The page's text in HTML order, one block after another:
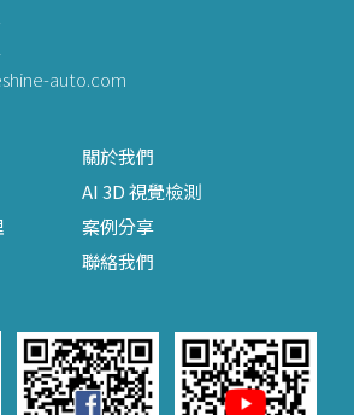
auto.com
關於我們
AI 3D 視覺檢測
案例分享
聯絡我們